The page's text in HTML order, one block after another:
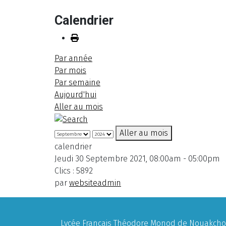
Calendrier
Par année
Par mois
Par semaine
Aujourd'hui
Aller au mois
Aller au mois
calendrier
Jeudi 30 Septembre 2021, 08:00am - 05:00pm
Clics : 5892
par websiteadmin
Lycée Français Théodore Monod de